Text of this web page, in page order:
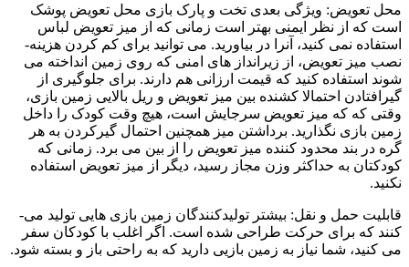
محل تعویض: ویژگی بعدی تخت و پارک بازی محل تعویض پوشک
است که از نظر ایمنی بهتر است زمانی که از میز تعویض لباس
استفاده نمی کنید، آنرا در بیاورید. می توانید برای کم کردن هزینه­
نصب میز تعویض، از زیرانداز های امنی که روی زمین انداخته می
شوند استفاده کنید که قیمت ارزانی هم دارند. برای جلوگیری از
گیرافتادن احتمالا کشنده بین میز تعویض و ریل بالایی زمین بازی،
وقتی که که میز تعویض سرجایش است، هیچ وقت کودک را داخل
زمین بازی نگذارید. برداشتن میز همچنین احتمال گیرکردن به هر
گره در بند محدود کننده میز تعویض را از بین می برد. زمانی که
کودکتان به حداکثر وزن مجاز رسید، دیگر از میز تعویض استفاده
نکنید.
قابلیت حمل­ و نقل: بیشتر تولیدکنندگان زمین بازی­ هایی تولید می­
کنند که برای حرکت طراحی­ شده ­است. اگر اغلب با کودکان سفر
می­ کنید، شما نیاز به زمین بازیی دارید که به راحتی باز و بسته شود.